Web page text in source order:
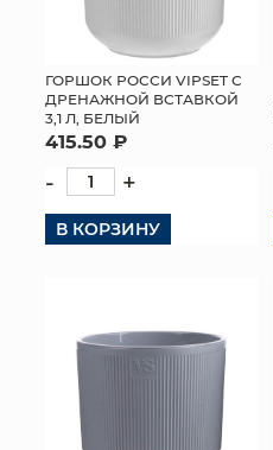
ГОРШОК РОССИ VIPSET С
ДРЕНАЖНОЙ ВСТАВКОЙ
3,1 Л, БЕЛЫЙ
415.50 ₽
- +
В КОРЗИНУ